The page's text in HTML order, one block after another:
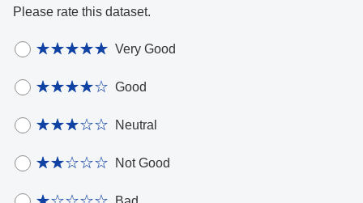
Please rate this dataset.
Very Good
Good
Neutral
Not Good